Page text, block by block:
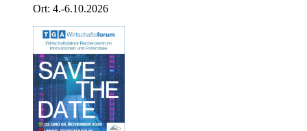
Ort: 4.-6.10.2026